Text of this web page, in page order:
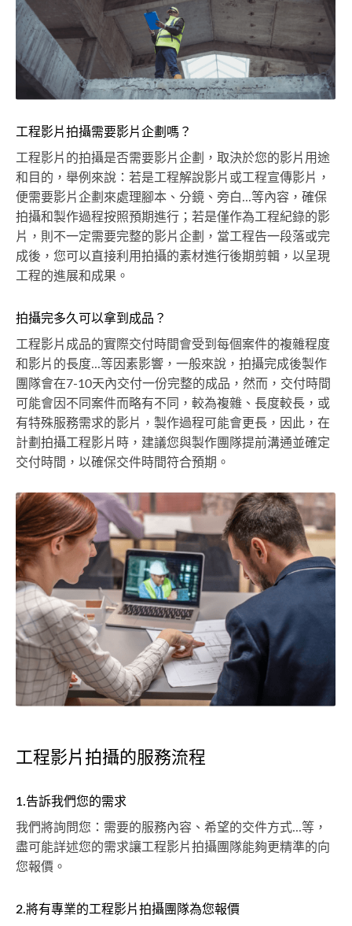
工程影片拍攝需要影片企劃嗎？
工程影片的拍攝是否需要影片企劃，取決於您的影片用途
和目的，舉例來說：若是工程解說影片或工程宣傳影片，
便需要影片企劃來處理腳本、分鏡、旁白...等內容，確保
拍攝和製作過程按照預期進行；若是僅作為工程紀錄的影
片，則不一定需要完整的影片企劃，當工程告一段落或完
成後，您可以直接利用拍攝的素材進行後期剪輯，以呈現
工程的進展和成果。
拍攝完多久可以拿到成品？
工程影片成品的實際交付時間會受到每個案件的複雜程度
和影片的長度...等因素影響，一般來說，拍攝完成後製作
團隊會在7-10天內交付一份完整的成品，然而，交付時間
可能會因不同案件而略有不同，較為複雜、長度較長，或
有特殊服務需求的影片，製作過程可能會更長，因此，在
計劃拍攝工程影片時，建議您與製作團隊提前溝通並確定
交付時間，以確保交件時間符合預期。
工程影片拍攝的服務流程
1.告訴我們您的需求
我們將詢問您：需要的服務內容、希望的交件方式...等，
盡可能詳述您的需求讓工程影片拍攝團隊能夠更精準的向
您報價。
2.將有專業的工程影片拍攝團隊為您報價